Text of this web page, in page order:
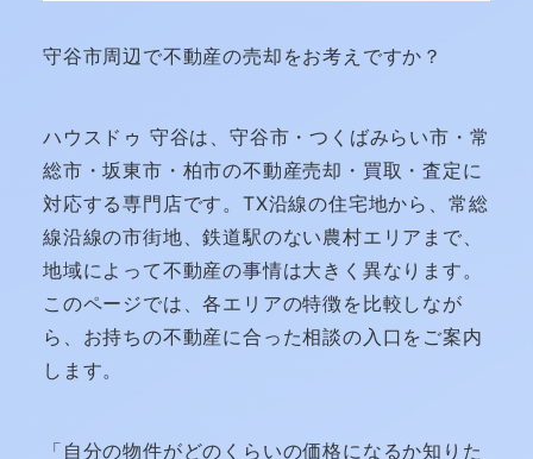
守谷市周辺で不動産の売却をお考えですか？
ハウスドゥ 守谷は、守谷市・つくばみらい市・常
総市・坂東市・柏市の不動産売却・買取・査定に
対応する専門店です。TX沿線の住宅地から、常総
線沿線の市街地、鉄道駅のない農村エリアまで、
地域によって不動産の事情は大きく異なります。
このページでは、各エリアの特徴を比較しなが
ら、お持ちの不動産に合った相談の入口をご案内
します。
「自分の物件がどのくらいの価格になるか知りた